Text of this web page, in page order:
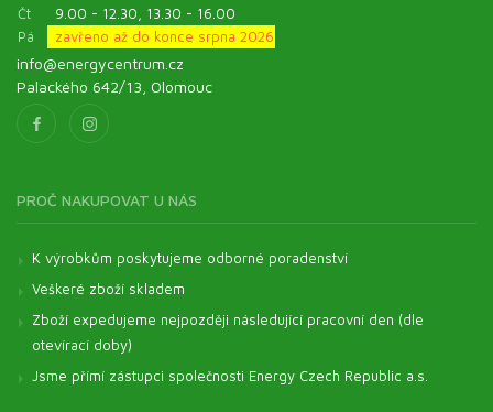
Čt
9.00 - 12.30, 13.30 - 16.00
Pá
zavřeno až do konce srpna 2026
info@energycentrum.cz
Palackého 642/13, Olomouc
PROČ NAKUPOVAT U NÁS
K výrobkům poskytujeme odborné poradenství
Veškeré zboží skladem
Zboží expedujeme nejpozději následující pracovní den (dle
otevírací doby)
Jsme přímí zástupci společnosti Energy Czech Republic a.s.